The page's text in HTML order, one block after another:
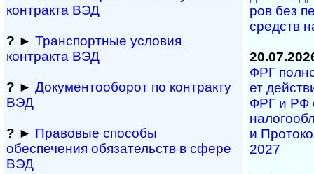
контракта ВЭД
? ► Транспортные условия
контракта ВЭД
? ► Документооборот по контракту
ВЭД
? ► Правовые способы
обеспечения обяза­тельств в сфере
ВЭД
ров без
средств
ФРГ
ет
ФРГ и РФ
и
2027